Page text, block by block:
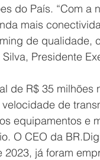
do País. “Com a
mais
de qualidade,
Presidente
de R$ 35 milhões
de
equipamentos e
O CEO da
já foram